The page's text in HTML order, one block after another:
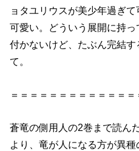
ョタユリウスが美少年過ぎ
可愛い。どういう展開に持
付かないけど、たぶん完結
て。
＝＝＝＝＝＝＝＝＝＝＝＝＝
蒼竜の側用人の2巻まで読ん
より、竜が人になる方が異種